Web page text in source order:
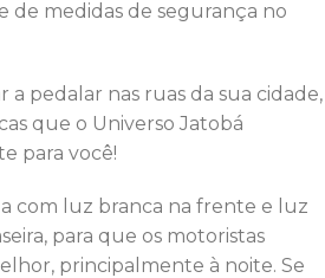
de medidas de segurança no
a pedalar nas ruas da sua cidade,
que o Universo Jatobá
para você!
com luz branca na frente e luz
para que os motoristas
principalmente à noite. Se